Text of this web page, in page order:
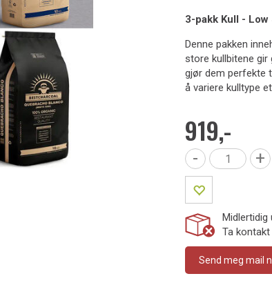
3-pakk Kull - Low
Denne pakken
store kullbitene
gjør dem perfekte
å variere kulltype
919,-
- +
Midlertidig
Ta
Send meg mail